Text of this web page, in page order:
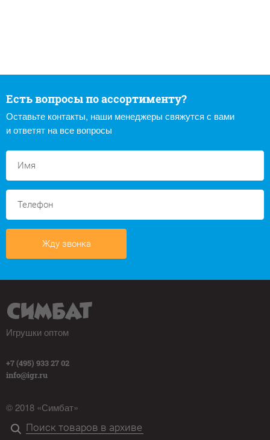
Есть вопросы по ассортименту?
Оставьте контакты, наши менеджеры свяжутся с вами
и ответят на все вопросы
Жду звонка
Игрушки оптом
+7 (495) 933 27 02
info@igr.ru
© 2018 «Симбат»